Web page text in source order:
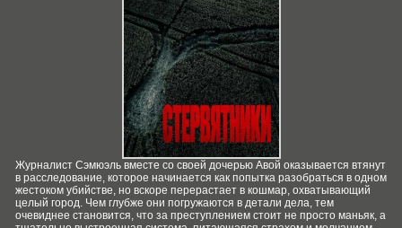
Журналист Сэмюэль вместе со своей дочерью Авой оказывается втянут
в расследование, которое начинается как попытка разобраться в одном
жестоком убийстве, но вскоре перерастает в кошмар, охватывающий
целый город. Чем глубже они погружаются в детали дела, тем
очевиднее становится, что за преступлением стоит не просто маньяк, а